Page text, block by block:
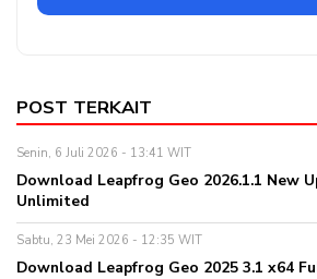
POST TERKAIT
Senin, 6 Juli 2026 - 13:41 WIT
Download Leapfrog Geo 2026.1.1 New
Unlimited
Sabtu, 23 Mei 2026 - 12:35 WIT
Download Leapfrog Geo 2025 3.1 x64